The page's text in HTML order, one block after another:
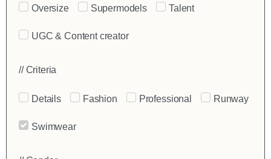
Oversize Supermodels Talent
UGC & Content creator
// Criteria
Details Fashion Professional Runway
Swimwear